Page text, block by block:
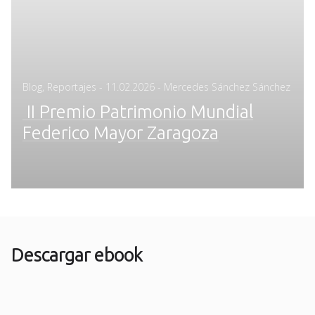
Blog Reportajes - Posted
11.02.2026 - Mercedes Sánchez Sánchez
II Premio Patrimonio Mundial
Federico Mayor Zaragoza
Descargar ebook